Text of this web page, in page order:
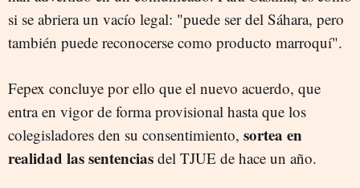
si se abriera un vacío legal: "puede ser del Sáhara, pero
también puede reconocerse como producto marroquí".
Fepex concluye por ello que el nuevo acuerdo, que
entra en vigor de forma provisional hasta que los
colegisladores den su consentimiento, sortea en
realidad las sentencias del TJUE de hace un año.